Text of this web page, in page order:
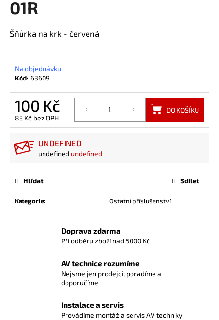
01R
Šňůrka na krk - červená
Na objednávku
Kód: 63609
100 Kč
83 Kč bez DPH
Měrná
DO KOŠÍKU
UNDEFINED
undefined undefined
Kategorie: Ostatní příslušenství
Hlídat Sdílet
Doprava zdarma
Při odběru zboží nad 5000 Kč
AV technice rozumíme
Nejsme jen prodejci, poradíme a
doporučíme
Instalace a servis
Provádíme montáž a servis AV techniky
a
í
t
?
HLEDAT